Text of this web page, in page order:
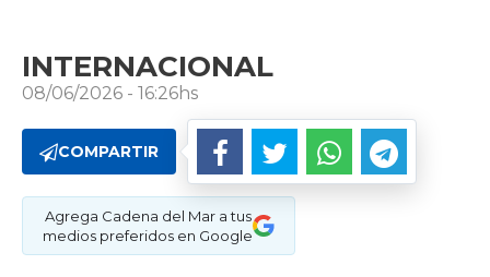
INTERNACIONAL
08/06/2026 - 16:26hs
COMPARTIR
Agrega Cadena del Mar a tus
medios preferidos en Google